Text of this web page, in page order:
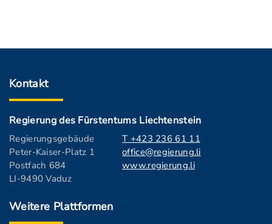
Kontakt
Regierung des Fürstentums Liechtenstein
Regierungsgebäude
Peter-Kaiser-Platz 1
Postfach 684
LI-9490 Vaduz
T +423 236 61 11
office@regierung.li
www.regierung.li
Weitere Plattformen